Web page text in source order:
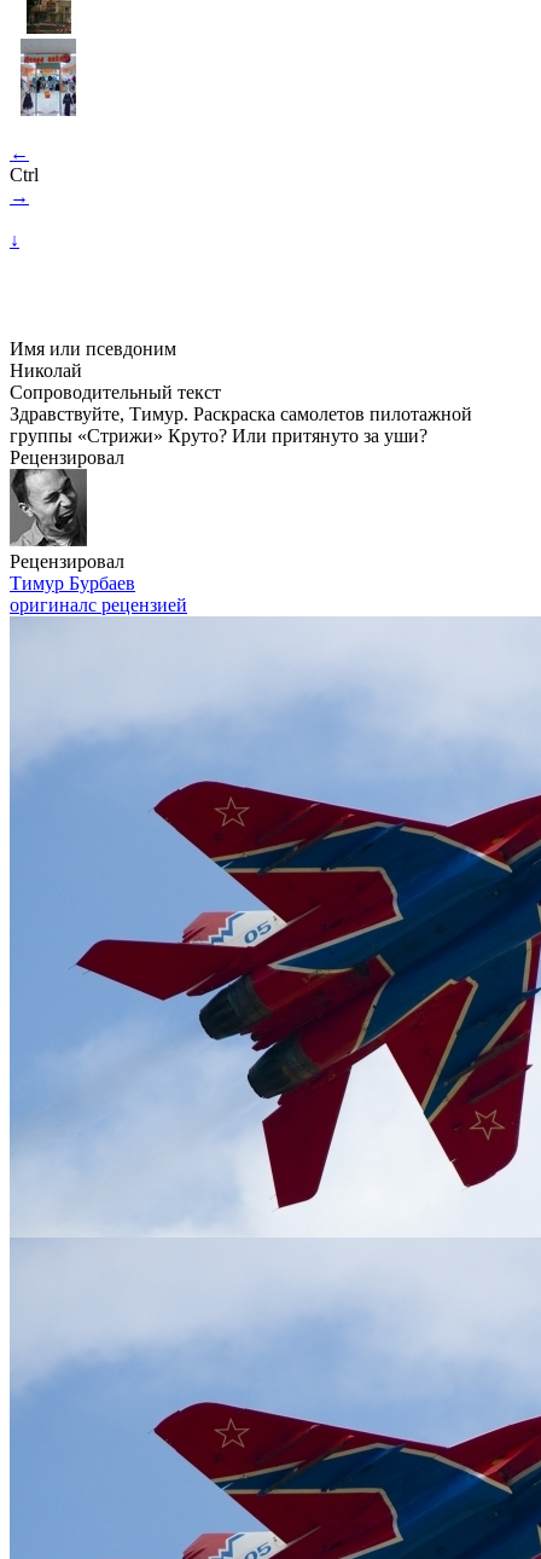
←
Ctrl
→
↓
Имя или псевдоним
Николай
Сопроводительный текст
Здравствуйте, Тимур. Раскраска самолетов пилотажной
группы «Стрижи» Круто? Или притянуто за уши?
Рецензировал
Рецензировал
Тимур Бурбаев
оригиналс рецензией